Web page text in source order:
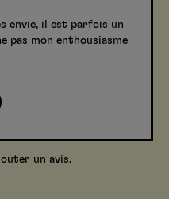
envie, il est parfois un
pas mon enthousiasme
un avis.